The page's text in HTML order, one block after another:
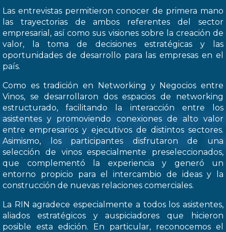
Las entrevistas permitieron conocer de primera mano
las trayectorias de ambos referentes del sector
empresarial, así como sus visiones sobre la creación de
valor, la toma de decisiones estratégicas y las
oportunidades de desarrollo para las empresas en el
país.
Como es tradición en Networking y Negocios entre
Vinos, se desarrollaron dos espacios de networking
estructurado, facilitando la interacción entre los
asistentes y promoviendo conexiones de alto valor
entre empresarios y ejecutivos de distintos sectores.
Asimismo, los participantes disfrutaron de una
selección de vinos especialmente preseleccionados,
que complementó la experiencia y generó un
entorno propicio para el intercambio de ideas y la
construcción de nuevas relaciones comerciales.
La RIN agradece especialmente a todos los asistentes,
aliados estratégicos y auspiciadores que hicieron
posible esta edición. En particular, reconocemos el